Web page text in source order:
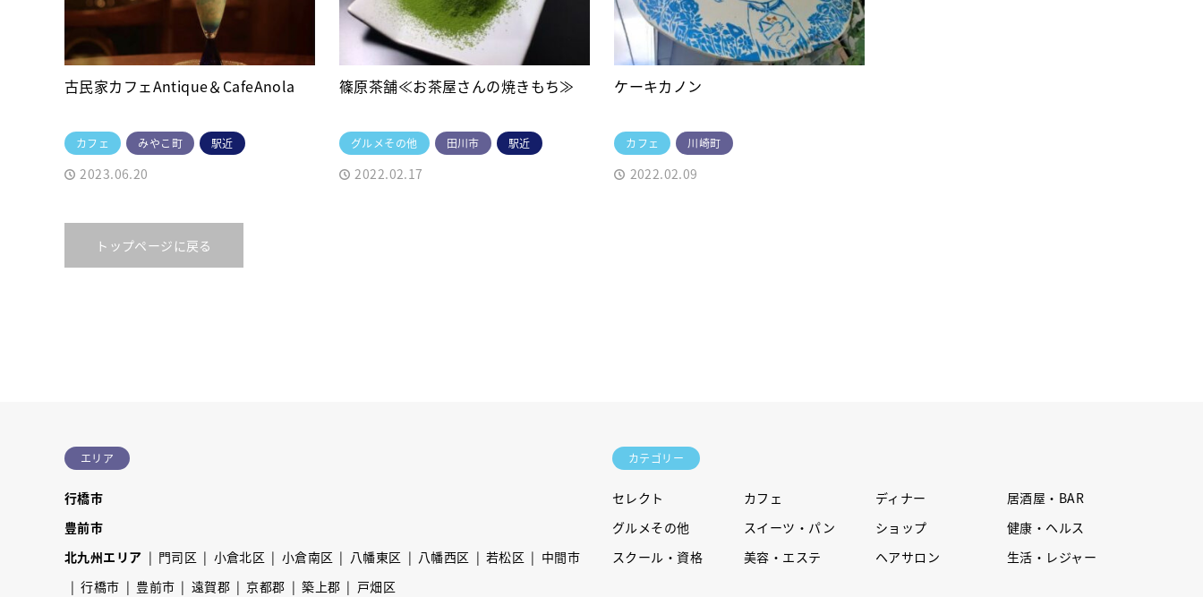
古民家カフェAntique＆CafeAnola
カフェ みやこ町 駅近
2023.06.20
篠原茶舗≪お茶屋さんの焼きもち≫
グルメその他 田川市 駅近
2022.02.17
ケーキカノン
カフェ 川崎町
2022.02.09
トップページに戻る
エリア
行橋市
豊前市
北九州エリア
門司区 小倉北区 小倉南区 八幡東区 八幡西区 若松区
中間市
行橋市
豊前市 遠賀郡 京都郡 築上郡
戸畑区
カテゴリー
セレクト カフェ ディナー
居酒屋・BAR
グルメその他
スイーツ・パン ショップ
健康・ヘルス
スクール・資格
美容・エステ ヘアサロン 生活・レジャー